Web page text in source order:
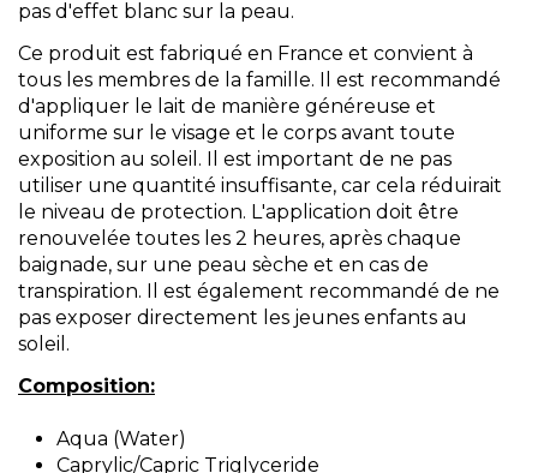
pas d'effet blanc sur la peau.
Ce produit est fabriqué en France et convient à
tous les membres de la famille. Il est recommandé
d'appliquer le lait de manière généreuse et
uniforme sur le visage et le corps avant toute
exposition au soleil. Il est important de ne pas
utiliser une quantité insuffisante, car cela réduirait
le niveau de protection. L'application doit être
renouvelée toutes les 2 heures, après chaque
baignade, sur une peau sèche et en cas de
transpiration. Il est également recommandé de ne
pas exposer directement les jeunes enfants au
soleil.
Composition:
Aqua (Water)
Caprylic/Capric Triglyceride